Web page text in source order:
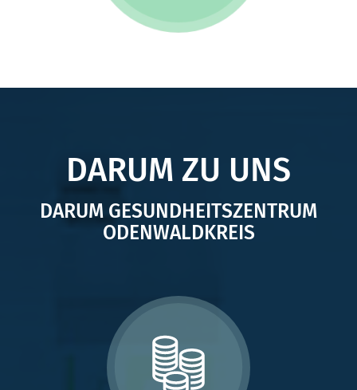
DARUM ZU UNS
DARUM GESUNDHEITSZENTRUM
ODENWALDKREIS